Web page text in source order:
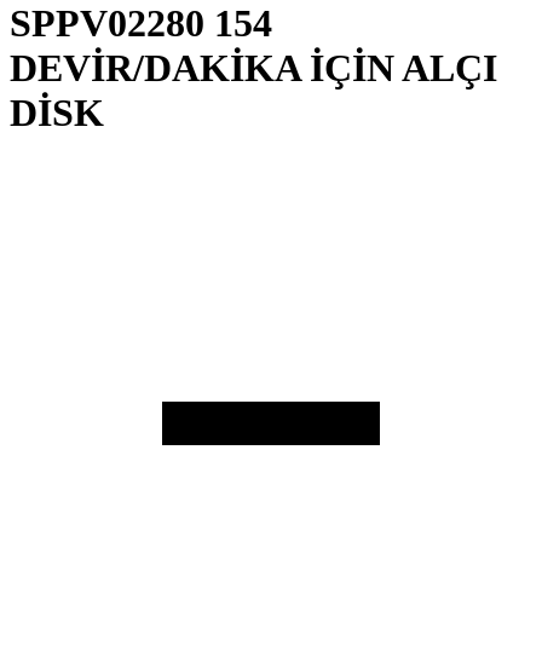
SPPV02280 154
DEVİR/DAKİKA İÇİN ALÇI
DİSK